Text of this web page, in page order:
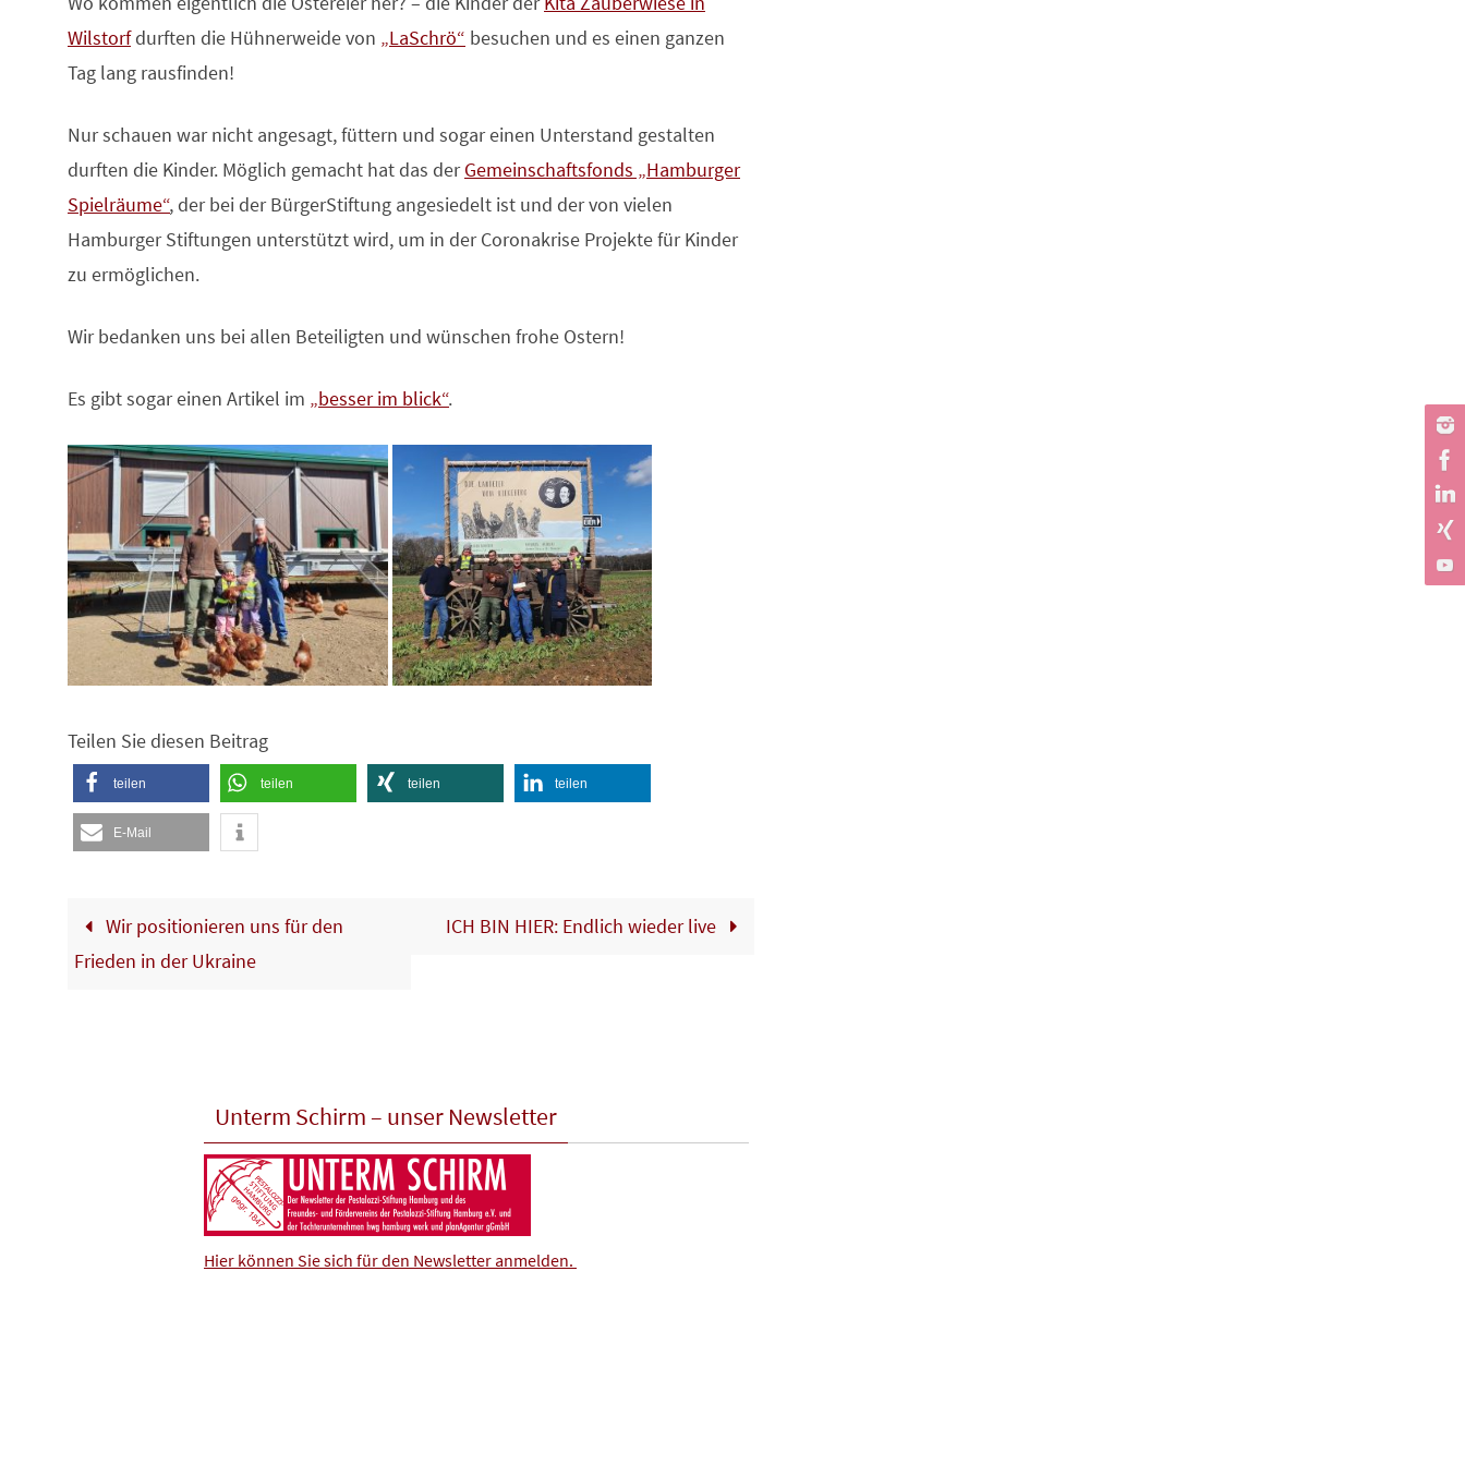
Wilstorfdurften die Hühnerweide von „LaSchrö“ besuchen und es einen ganzen
Tag lang rausfinden!
Nur schauen war nicht angesagt, füttern und sogar einen Unterstand gestalten
durften die Kinder. Möglich gemacht hat das derGemeinschaftsfonds „Hamburger
Spielräume“, der bei der BürgerStiftung angesiedelt ist und der von vielen
Hamburger Stiftungen unterstützt wird, um in der Coronakrise Projekte für Kinder
zu ermöglichen.
Wir bedanken uns bei allen Beteiligten und wünschen frohe Ostern!
Es gibt sogar einen Artikel im „besser im blick“.
Teilen Sie diesen Beitrag
teilen teilen teilen teilen
E-Mail
Wir positionieren uns für den
Frieden in der Ukraine
ICH BIN HIER: Endlich wieder live
Unterm Schirm – unser Newsletter
Hier können Sie sich für den Newsletter anmelden.